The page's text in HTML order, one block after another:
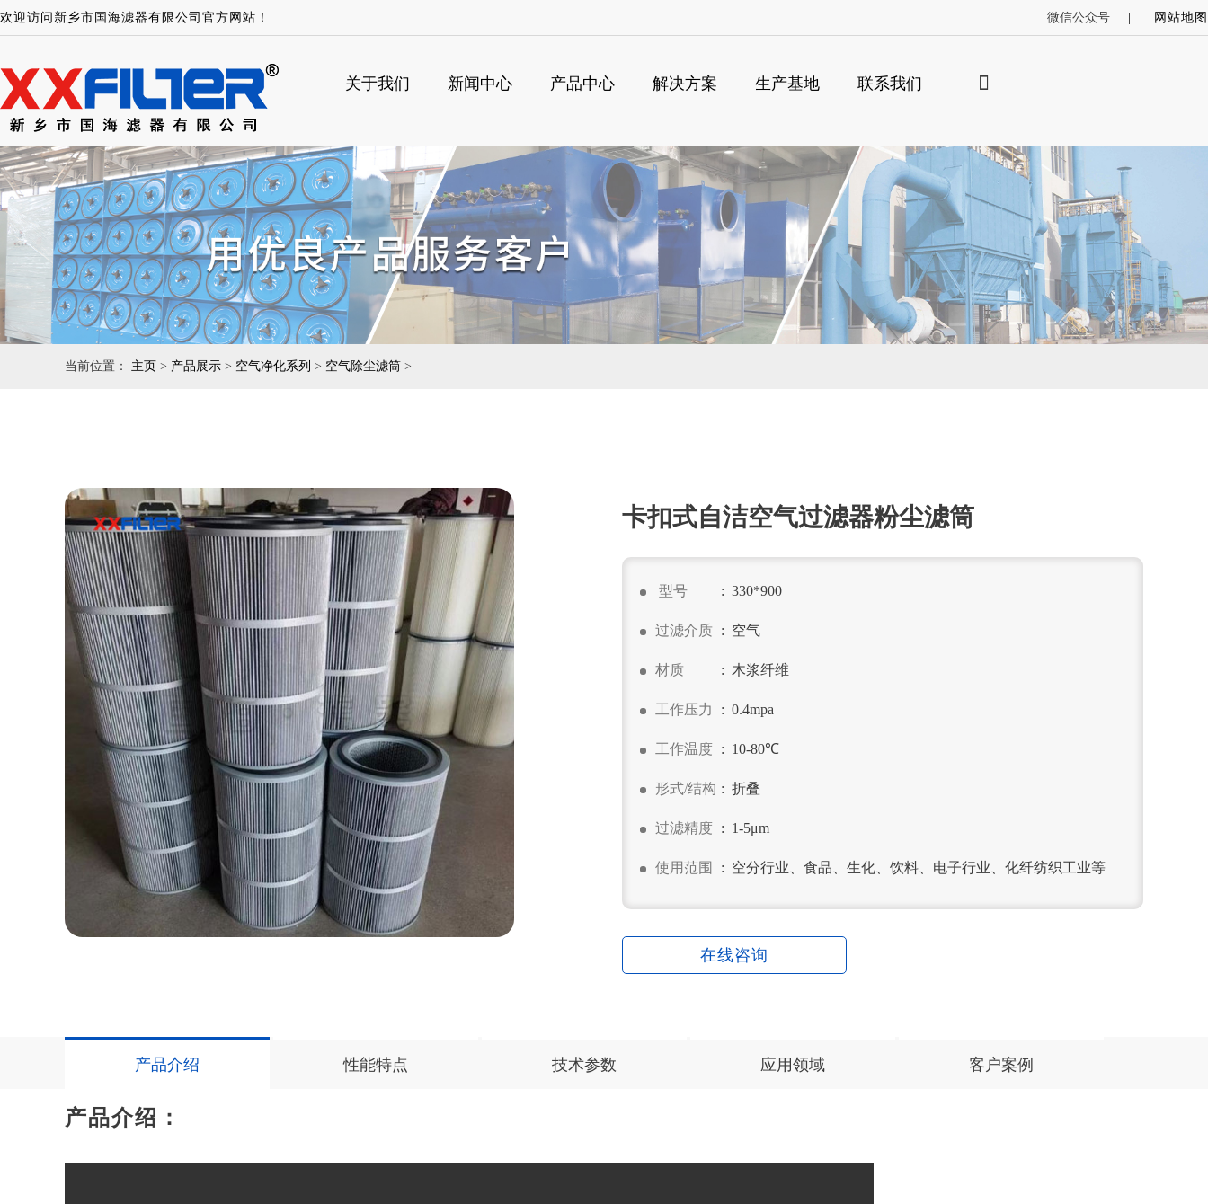
欢迎访问新乡市国海滤器有限公司官方网站！ 网站地图
微信公众号
关于我们 新闻中心 产品中心 解决方案 生产基地 联系我们
搜索
×
当前位置： 主页 > 产品展示 > 空气净化系列 > 空气除尘滤筒 >
卡扣式自洁空气过滤器粉尘滤筒
型号 : 330*900
过滤介质 : 空气
材质 : 木浆纤维
工作压力 : 0.4mpa
工作温度 : 10-80℃
形式/结构 : 折叠
过滤精度 : 1-5μm
使用范围 : 空分行业、食品、生化、饮料、电子行业、化纤纺织工业等
在线咨询
产品介绍 性能特点 技术参数 应用领域 客户案例
产品介绍：